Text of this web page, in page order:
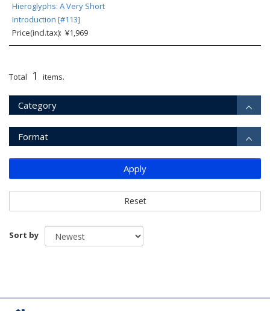
Hieroglyphs: A Very Short
Introduction [#113]
Price(incl.tax): ¥1,969
Total 1 items.
Category
Format
Apply
Reset
Sort by